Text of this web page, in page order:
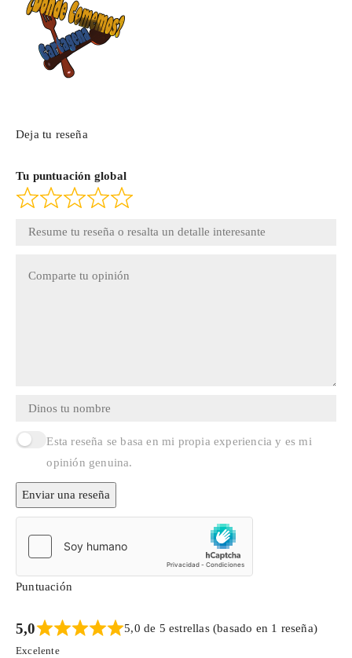
Deja tu reseña
Tu puntuación global
Esta reseña se basa en mi propia experiencia y es mi
opinión genuina.
Enviar una reseña
Puntuación
5,0 5,0 de 5 estrellas (basado en 1 reseña)
Excelente